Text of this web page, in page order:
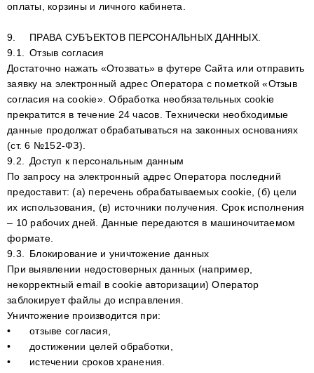
оплаты, корзины и личного кабинета.
9.
ПРАВА СУБЪЕКТОВ ПЕРСОНАЛЬНЫХ ДАННЫХ.
9.1.
Отзыв согласия
Достаточно нажать «Отозвать» в футере Сайта или отправить
заявку на электронный адрес Оператора с пометкой «Отзыв
согласия на cookie». Обработка необязательных cookie
прекратится в течение 24 часов. Технически необходимые
данные продолжат обрабатываться на законных основаниях
(ст. 6 №152-ФЗ).
9.2.
Доступ к персональным данным
По запросу на электронный адрес Оператора последний
предоставит: (а) перечень обрабатываемых cookie, (б) цели
их использования, (в) источники получения. Срок исполнения
– 10 рабочих дней. Данные передаются в машиночитаемом
формате.
9.3.
Блокирование и уничтожение данных
При выявлении недостоверных данных (например,
некорректный email в cookie авторизации) Оператор
заблокирует файлы до исправления.
Уничтожение производится при:
•
отзыве согласия,
•
достижении целей обработки,
•
истечении сроков хранения.